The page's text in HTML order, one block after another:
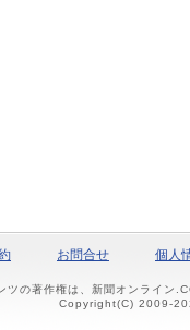
お問合せ 個人
の著作権は、新聞オンライン
Copyright(C) 2009-